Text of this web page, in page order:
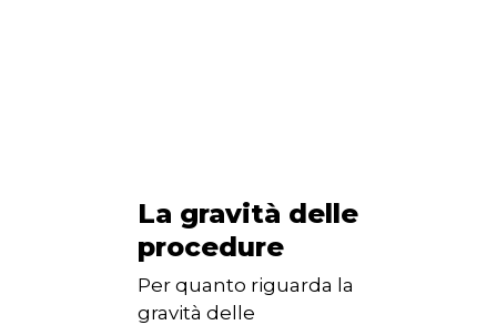
La gravità delle
procedure
Per quanto riguarda la
gravità delle